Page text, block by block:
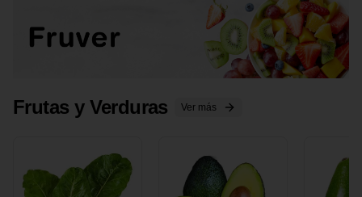
Frutas y Verduras Ver más